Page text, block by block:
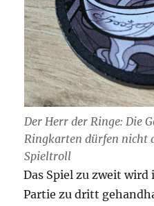
Der Herr der Ringe: Die
Ringkarten dürfen nicht
Spieltroll
Das Spiel zu zweit wird
Partie zu dritt